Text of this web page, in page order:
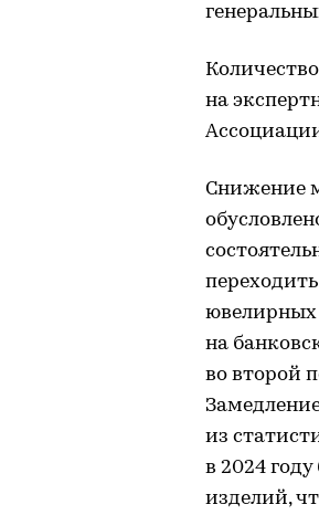
на
Снижение
ювелирных
на
во второй
из
в 2024
изделий,